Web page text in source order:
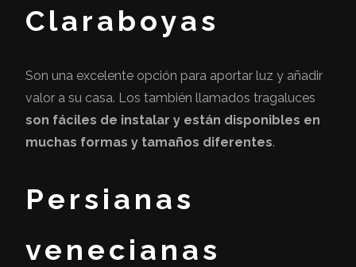
Claraboyas
Son una excelente opción para aportar luz y añadir
valor a su casa. Los también llamados tragaluces
son fáciles de instalar y están disponibles en
muchas formas y tamaños diferentes.
Persianas
venecianas